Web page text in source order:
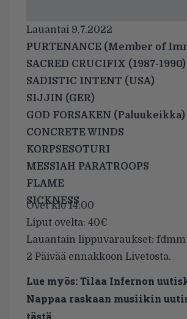
Lauantai 9.7.2022
PURTENANCE (Member of
SACRED CRUCIFIX (1987-1990)
SADISTIC INTENT (USA)
SIJJIN (GER)
GOD FORSAKEN (Paluukeikka)
CONCRETE WINDS
KORPSESOTURI
MESSIAH PARATROOPS
FLAME
SICKNESS
Ovet klo 14:00
Liput ovelta: 40€
Lauantain lippuvaraukset:
2 Päivää ennakkoon Livetosta.
Lue myös:Tilaa Infernon
Nappaa raskaan musiikin
tästä.